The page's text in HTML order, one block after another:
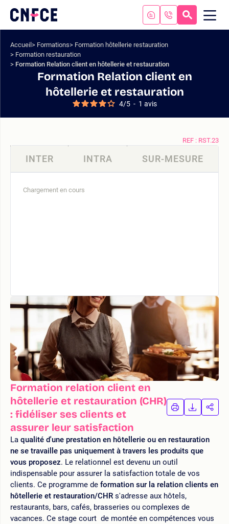
contenu
menu
Logo
site
Accueil Formations
Formation hôtellerie restauration
Formation restauration
Formation Relation client en hôtellerie et restauration
Formation Relation client en
hôtellerie et restauration
4/5 - 1 avis
Formation relation client en
hôtellerie et restauration (CHR)
: fidéliser ses clients et
assurer leur satisfaction
IMPRIMER
LA
LA
La qualité d'une prestation en hôtellerie ou en restauration
ne se travaille pas uniquement à travers les produits que
vous proposez. Le relationnel est devenu un outil
indispensable pour assurer la satisfaction totale de vos
clients. Ce programme de formation sur la relation clients en
hôtellerie et restauration/CHR s'adresse aux hôtels,
restaurants, bars, cafés, brasseries ou complexes de
vacances. Ce stage court de montée en compétences vous
REF : RST.23
INTER INTRA SUR-MESURE